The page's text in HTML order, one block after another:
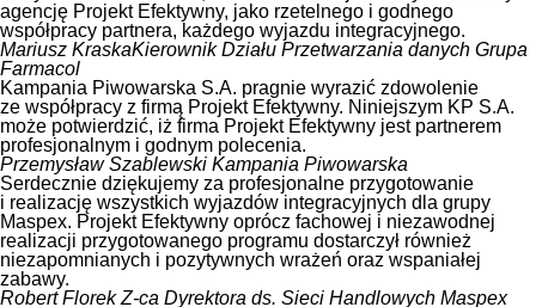
agencję Projekt Efektywny, jako rzetelnego i godnego
współpracy partnera, każdego wyjazdu integracyjnego.
Mariusz KraskaKierownik Działu Przetwarzania danych Grupa
Farmacol
Kampania Piwowarska S.A. pragnie wyrazić zdowolenie
ze współpracy z firmą Projekt Efektywny. Niniejszym KP S.A.
może potwierdzić, iż firma Projekt Efektywny jest partnerem
profesjonalnym i godnym polecenia.
Przemysław Szablewski Kampania Piwowarska
Serdecznie dziękujemy za profesjonalne przygotowanie
i realizację wszystkich wyjazdów integracyjnych dla grupy
Maspex. Projekt Efektywny oprócz fachowej i niezawodnej
realizacji przygotowanego programu dostarczył również
niezapomnianych i pozytywnych wrażeń oraz wspaniałej
zabawy.
Robert FlorekZ-ca Dyrektora ds. Sieci Handlowych Maspex